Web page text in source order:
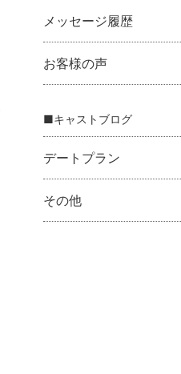
メッセージ履歴
お客様の声
■キャストブログ
デートプラン
その他